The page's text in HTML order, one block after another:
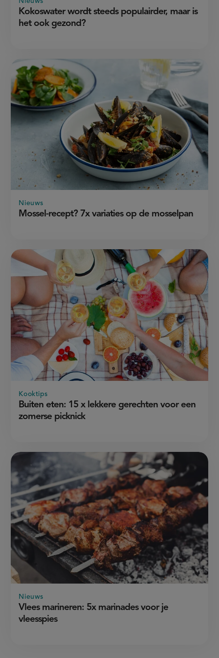
Kokoswater wordt steeds populairder, maar is
het ook gezond?
Mossel-recept? 7x variaties op de mosselpan
Nieuws
Buiten eten: 15 x lekkere gerechten voor een
zomerse picknick
Kooktips
Vlees marineren: 5x marinades voor je
vleesspies
Nieuws